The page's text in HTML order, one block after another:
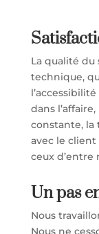
La qualité du
technique,
dans
constante, la
avec le
ceux d’entre
Un pas
Nous
Nous ne